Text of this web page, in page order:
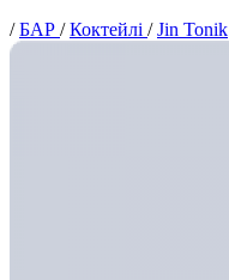
/БАР /Коктейлі /Jin Tonik